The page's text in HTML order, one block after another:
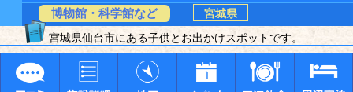
博物館・科学館など
宮城県
宮城県仙台市にある子供とお出かけスポットです。